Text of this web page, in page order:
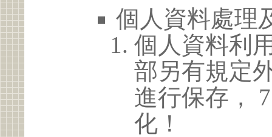
個人資料處理
個人資料利
部另有規定
進行保存，
化！